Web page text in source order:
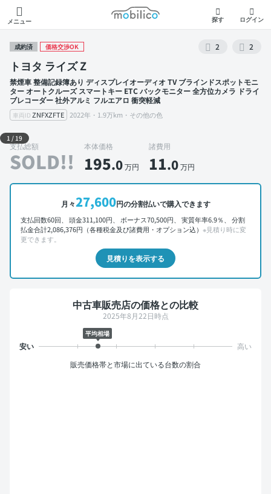
メニュー
モビリコ
探す ログイン
成約済 価格交渉OK 2 2
トヨタ ライズ Z
禁煙車 整備記録簿あり ディスプレイオーディオ TV ブラインドスポットモニ
ター オートクルーズ スマートキー ETC バックモニター 全方位カメラ ドライ
ブレコーダー 社外アルミ フルエアロ 衝突軽減
車両ID ZNFXZFTE 2022年・1.9万km・その他の色
外装 左前
1 /19
支払総額
SOLD!!
本体価格
195.0万円
諸費用
11.0万円
月々27,600円の分割払いで購入できます
支払回数60回、 頭金311,100円、 ボーナス70,500円、 実質年率6.9％、 分割
払金合計2,086,376円（各種税金及び諸費用・オプション込） ※見積り時に変
更できます。
見積りを表示する
中古車販売店の価格との比較
2025年8月22日時点
平均相場
販売価格帯と市場に出ている台数の割合